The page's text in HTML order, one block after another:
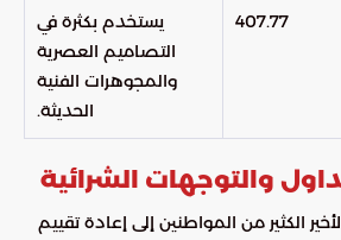
407.77
يستخدم بكثرة في
التصاميم العصرية
والمجوهرات الفنية
الحديثة.
والتوجهات الشرائية
الكثير من المواطنين إلى إعادة تقييم